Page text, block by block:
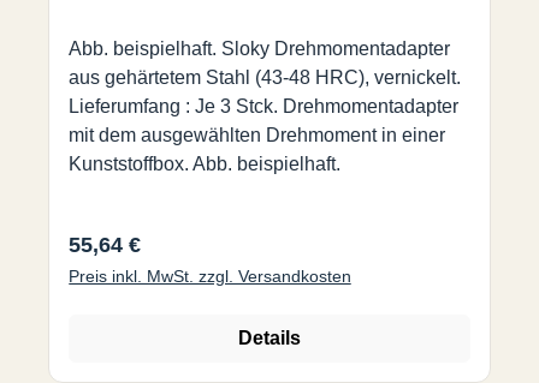
Abb. beispielhaft. Sloky Drehmomentadapter
aus gehärtetem Stahl (43-48 HRC), vernickelt.
Lieferumfang : Je 3 Stck. Drehmomentadapter
mit dem ausgewählten Drehmoment in einer
Kunststoffbox. Abb. beispielhaft.
Regulärer Preis:
55,64 €
Preis inkl. MwSt. zzgl. Versandkosten
Details